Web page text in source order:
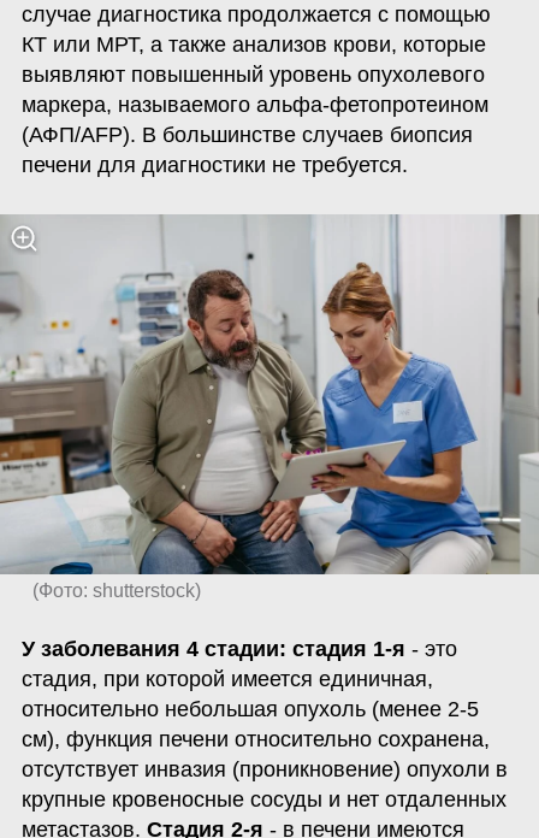
случае диагностика продолжается с помощью
КТ или МРТ, а также анализов крови, которые
выявляют повышенный уровень опухолевого
маркера, называемого альфа-фетопротеином
(АФП/AFP). В большинстве случаев биопсия
печени для диагностики не требуется.
(Фото: shutterstock)
У заболевания 4 стадии: стадия 1-я - это
стадия, при которой имеется единичная,
относительно небольшая опухоль (менее 2-5
см), функция печени относительно сохранена,
отсутствует инвазия (проникновение) опухоли в
крупные кровеносные сосуды и нет отдаленных
метастазов. Стадия 2-я - в печени имеются